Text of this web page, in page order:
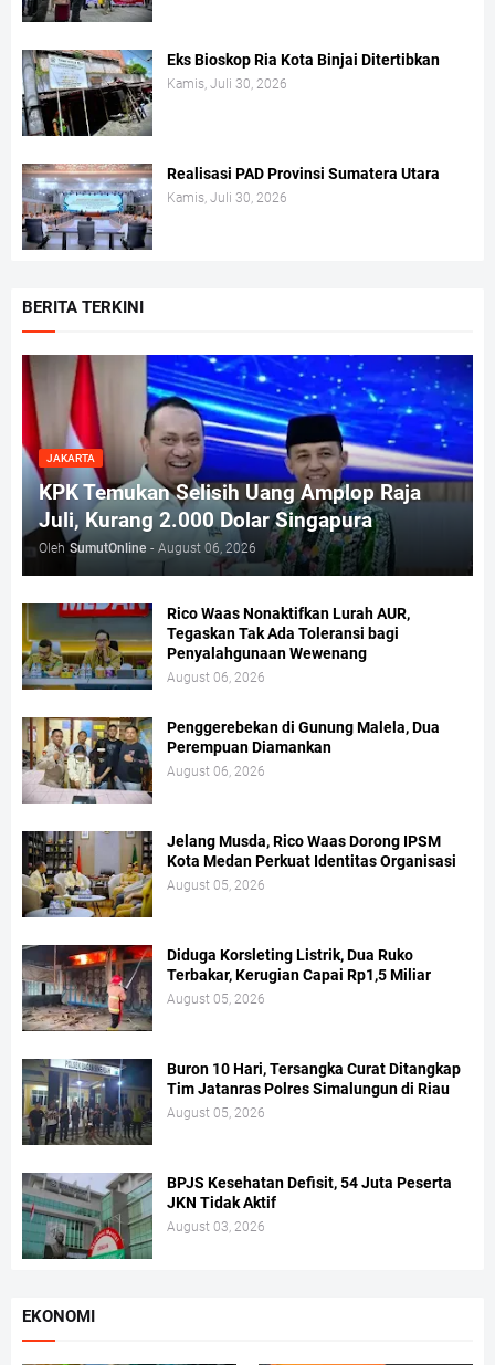
Eks Bioskop Ria Kota Binjai Ditertibkan
Kamis, Juli 30, 2026
Realisasi PAD Provinsi Sumatera Utara
Kamis, Juli 30, 2026
BERITA TERKINI
JAKARTA
KPK Temukan Selisih Uang Amplop Raja
Juli, Kurang 2.000 Dolar Singapura
Oleh SumutOnline - August 06, 2026
Rico Waas Nonaktifkan Lurah AUR,
Tegaskan Tak Ada Toleransi bagi
Penyalahgunaan Wewenang
August 06, 2026
Penggerebekan di Gunung Malela, Dua
Perempuan Diamankan
August 06, 2026
Jelang Musda, Rico Waas Dorong IPSM
Kota Medan Perkuat Identitas Organisasi
August 05, 2026
Diduga Korsleting Listrik, Dua Ruko
Terbakar, Kerugian Capai Rp1,5 Miliar
August 05, 2026
Buron 10 Hari, Tersangka Curat Ditangkap
Tim Jatanras Polres Simalungun di Riau
August 05, 2026
BPJS Kesehatan Defisit, 54 Juta Peserta
JKN Tidak Aktif
August 03, 2026
EKONOMI